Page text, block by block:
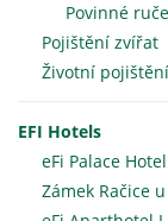
Povinné
Pojištění zvířat
Životní pojištění
EFI Hotels
eFi Palace
Zámek Račice